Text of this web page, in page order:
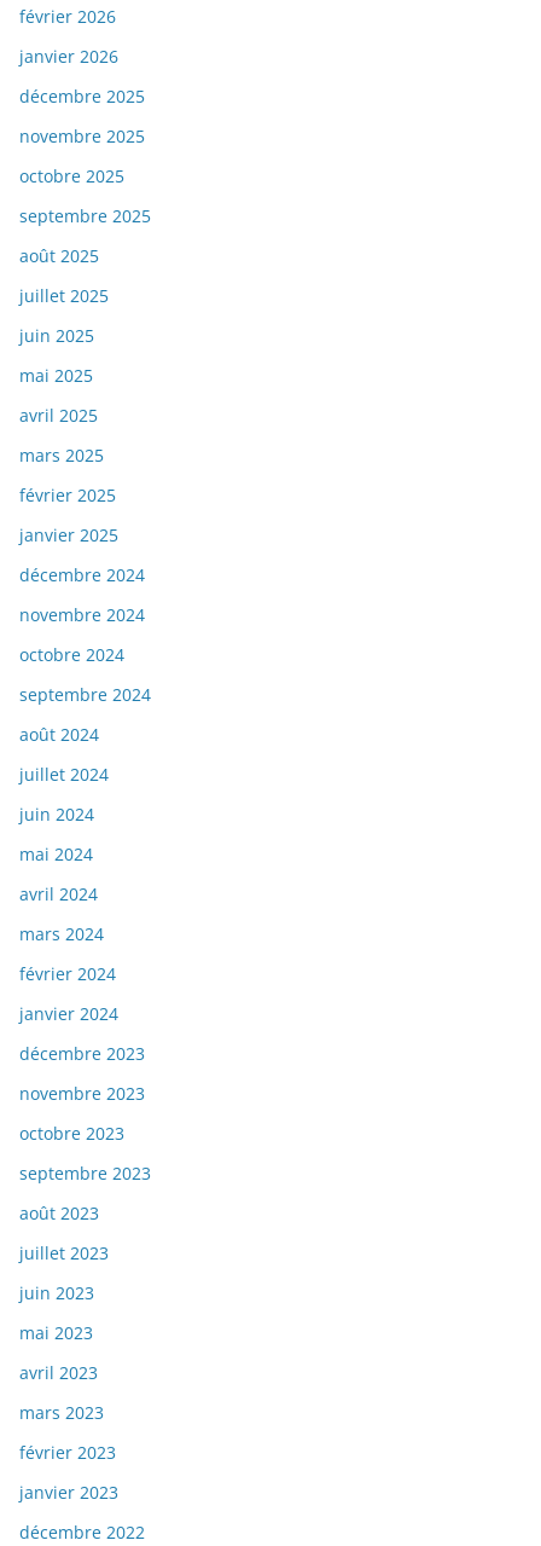
février 2026
janvier 2026
décembre 2025
novembre 2025
octobre 2025
septembre 2025
août 2025
juillet 2025
juin 2025
mai 2025
avril 2025
mars 2025
février 2025
janvier 2025
décembre 2024
novembre 2024
octobre 2024
septembre 2024
août 2024
juillet 2024
juin 2024
mai 2024
avril 2024
mars 2024
février 2024
janvier 2024
décembre 2023
novembre 2023
octobre 2023
septembre 2023
août 2023
juillet 2023
juin 2023
mai 2023
avril 2023
mars 2023
février 2023
janvier 2023
décembre 2022